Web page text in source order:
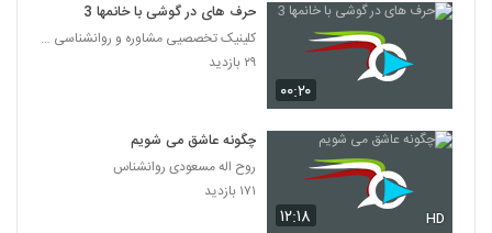
۰۰:۲۰
حرف های در گوشی با خانمها 3
کلینیک تخصصیی مشاوره و روانشناسی خانواده ایرانی
۲۹ بازدید
۱۲:۱۸ HD
چگونه عاشق می شویم
روح اله مسعودی روانشناس
۱۷۱ بازدید